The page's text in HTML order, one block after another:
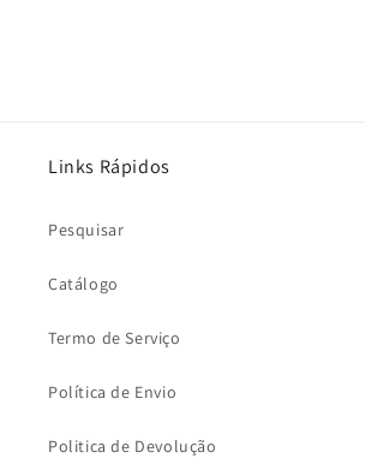
Links Rápidos
Pesquisar
Catálogo
Termo de Serviço
Política de Envio
Politica de Devolução